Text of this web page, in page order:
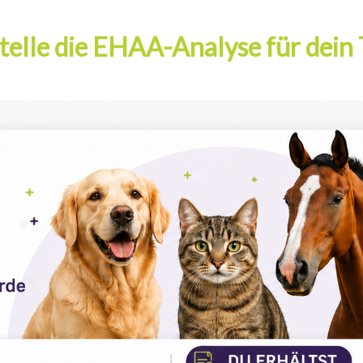
die EHAA-Analyse für dein